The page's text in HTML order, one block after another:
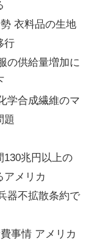
衣料品の生地
行
の供給量増加に
学合成繊維のマ
題
130兆円以上の
アメリカ
器不拡散条約で
事情 アメリカ